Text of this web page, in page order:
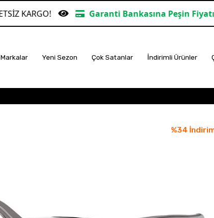
Garanti Bankasına Peşin Fiyatına 6 Taksit
Markalar Yeni Sezon Çok Satanlar İndirimli Ürünler
%34